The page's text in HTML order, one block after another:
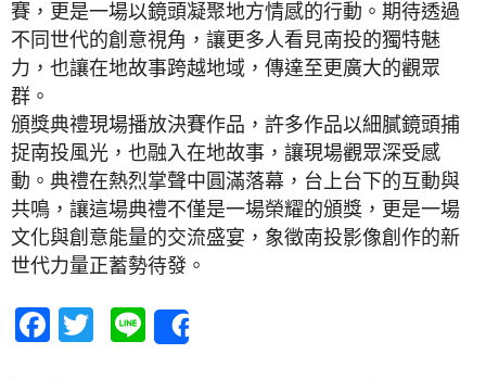
賽，更是一場以鏡頭凝聚地方情感的行動。期待透過
不同世代的創意視角，讓更多人看見南投的獨特魅
力，也讓在地故事跨越地域，傳達至更廣大的觀眾
群。
頒獎典禮現場播放決賽作品，許多作品以細膩鏡頭捕
捉南投風光，也融入在地故事，讓現場觀眾深受感
動。典禮在熱烈掌聲中圓滿落幕，台上台下的互動與
共鳴，讓這場典禮不僅是一場榮耀的頒獎，更是一場
文化與創意能量的交流盛宴，象徵南投影像創作的新
世代力量正蓄勢待發。
Facebook
Twitter
Line